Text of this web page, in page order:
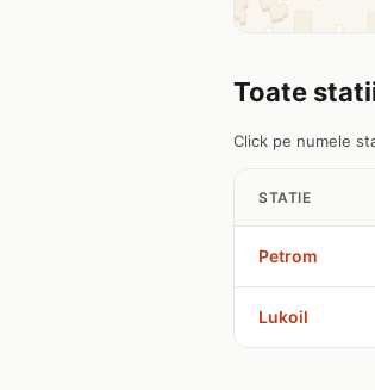
Toate
Click pe numele
STATIE
Petrom
Lukoil